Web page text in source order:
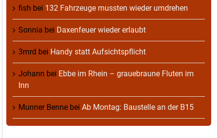
fish bei 132 Fahrzeuge mussten wieder umdrehen
Sonnia bei Daxenfeuer wieder erlaubt
3mrd bei Handy statt Aufsichtspflicht
Johann bei Ebbe im Rhein – grauebraune Fluten im
Inn
Munner Benne bei Ab Montag: Baustelle an der B15